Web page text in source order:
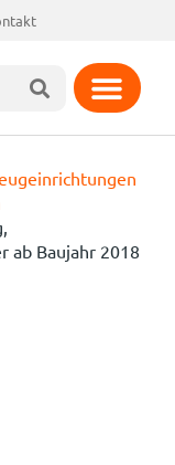
ab Baujahr 2018